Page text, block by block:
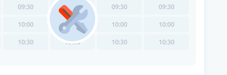
09:30
10:00
10:30
09:30
10:00
10:30
09:30
10:00
10:30
09:30
10:00
10:30